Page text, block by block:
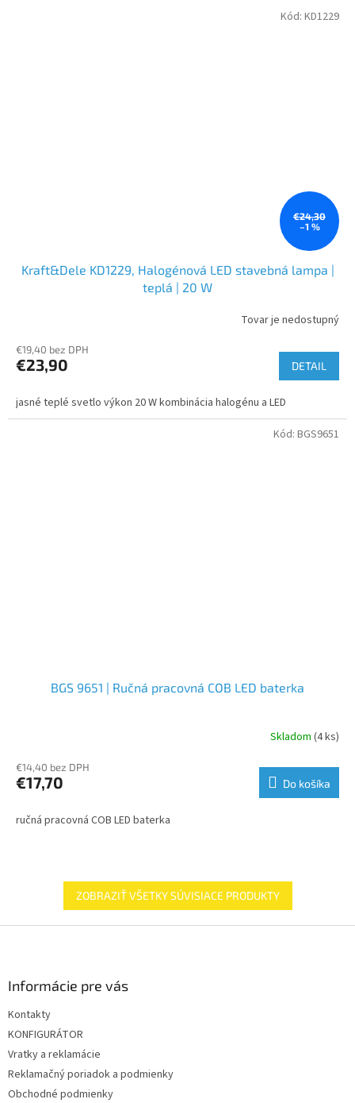
€24,30
–1 %
Kraft&Dele KD1229, Halogénová LED stavebná lampa |
teplá | 20 W
Tovar je nedostupný
€19,40 bez DPH
€23,90 DETAIL
jasné teplé svetlo výkon 20 W kombinácia halogénu a LED
Kód: KD1229
BGS 9651 | Ručná pracovná COB LED baterka
Skladom (4 ks)
€14,40 bez DPH
€17,70 Do košíka
ručná pracovná COB LED baterka
Kód: BGS9651
ZOBRAZIŤ VŠETKY SÚVISIACE PRODUKTY
Informácie pre vás
Kontakty
KONFIGURÁTOR
Vratky a reklamácie
Reklamačný poriadok a podmienky
Obchodné podmienky